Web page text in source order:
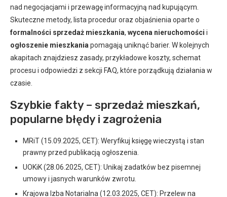
nad negocjacjami i przewagę informacyjną nad kupującym.
Skuteczne metody, lista procedur oraz objaśnienia oparte o
formalności sprzedaż mieszkania, wycena nieruchomości i
ogłoszenie mieszkania pomagają uniknąć barier. W kolejnych
akapitach znajdziesz zasady, przykładowe koszty, schemat
procesu i odpowiedzi z sekcji FAQ, które porządkują działania w
czasie.
Szybkie fakty – sprzedaż mieszkań,
popularne błędy i zagrożenia
MRiT (15.09.2025, CET): Weryfikuj księgę wieczystą i stan
prawny przed publikacją ogłoszenia.
UOKiK (28.06.2025, CET): Unikaj zadatków bez pisemnej
umowy i jasnych warunków zwrotu.
Krajowa Izba Notarialna (12.03.2025, CET): Przelew na